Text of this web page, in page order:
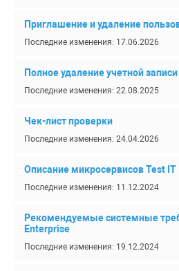
Приглашение и удаление
Последние изменения: 17.06.2026
Полное удаление учетной
Последние изменения: 22.08.2025
Чек-лист проверки
Последние изменения: 24.04.2026
Описание микросервисов Test IT
Последние изменения: 11.12.2024
Рекомендуемые системные
Enterprise
Последние изменения: 19.12.2024